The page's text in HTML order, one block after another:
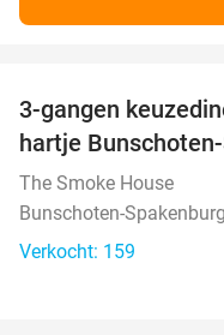
3-gangen
hartje
The Smoke House
Bunschoten-
Verkocht: 159